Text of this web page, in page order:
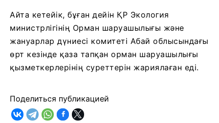
Айта кетейік, бұған дейін ҚР Экология
министрлігінің Орман шаруашылығы және
жануарлар дүниесі комитеті Абай облысындағы
өрт кезінде қаза тапқан орман шаруашылығы
қызметкерлерінің суреттерін жариялаған еді.
Поделиться публикацией